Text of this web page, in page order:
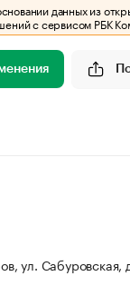
данных из
с сервисом РБК
ул. Сабуровская,